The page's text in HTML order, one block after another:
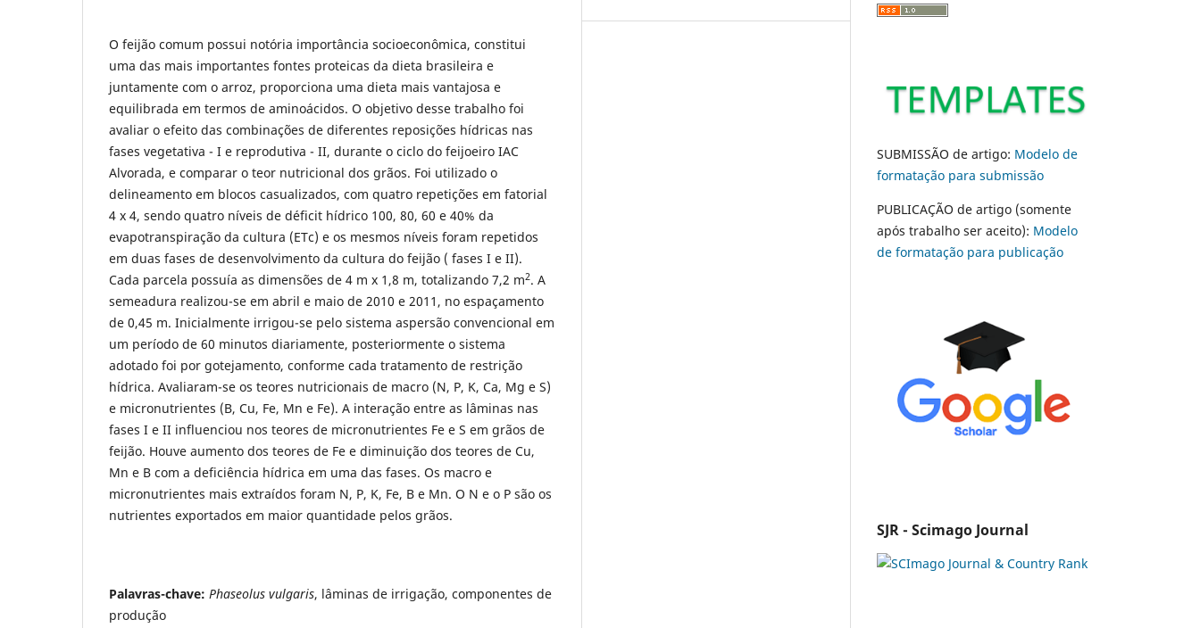
O feijão comum possui notória importância socioeconômica, constitui
uma das mais importantes fontes proteicas da dieta brasileira e
juntamente com o arroz, proporciona uma dieta mais vantajosa e
equilibrada em termos de aminoácidos. O objetivo desse trabalho foi
avaliar o efeito das combinações de diferentes reposições hídricas nas
fases vegetativa - I e reprodutiva - II, durante o ciclo do feijoeiro IAC
Alvorada, e comparar o teor nutricional dos grãos. Foi utilizado o
delineamento em blocos casualizados, com quatro repetições em fatorial
4 x 4, sendo quatro níveis de déficit hídrico 100, 80, 60 e 40% da
evapotranspiração da cultura (ETc) e os mesmos níveis foram repetidos
em duas fases de desenvolvimento da cultura do feijão ( fases I e II).
Cada parcela possuía as dimensões de 4 m x 1,8 m, totalizando 7,2 m2. A
semeadura realizou-se em abril e maio de 2010 e 2011, no espaçamento
de 0,45 m. Inicialmente irrigou-se pelo sistema aspersão convencional em
um período de 60 minutos diariamente, posteriormente o sistema
adotado foi por gotejamento, conforme cada tratamento de restrição
hídrica. Avaliaram-se os teores nutricionais de macro (N, P, K, Ca, Mg e S)
e micronutrientes (B, Cu, Fe, Mn e Fe). A interação entre as lâminas nas
fases I e II influenciou nos teores de micronutrientes Fe e S em grãos de
feijão. Houve aumento dos teores de Fe e diminuição dos teores de Cu,
Mn e B com a deficiência hídrica em uma das fases. Os macro e
micronutrientes mais extraídos foram N, P, K, Fe, B e Mn. O N e o P são os
nutrientes exportados em maior quantidade pelos grãos.
Palavras-chave: Phaseolus vulgaris, lâminas de irrigação, componentes de
produção
SUBMISSÃO de artigo: Modelo de
formatação para submissão
PUBLICAÇÃO de artigo (somente
após trabalho ser aceito): Modelo
de formatação para publicação
SJR - Scimago Journal